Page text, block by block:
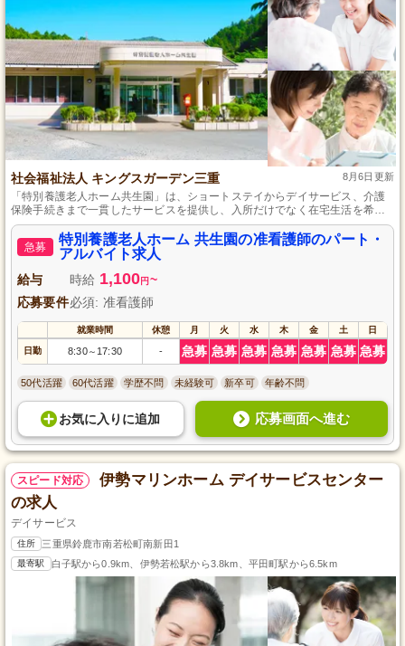
社会福祉法人 キングスガーデン三重 8月6日更新
「特別養護老人ホーム共生園」は、ショートステイからデイサービス、介護
保険手続きまで一貫したサービスを提供し、入所だけでなく在宅生活を希望
する方の願いも叶えています。
急募
特別養護老人ホーム 共生園の准看護師のパート・
アルバイト求人
給与 時給 1,100円 ~
応募要件必須: 准看護師
就業時間 休憩 月 火 水 木 金 土 日
日勤 8:30～ 17:30 - 急募 急募 急募 急募 急募 急募 急募
50代活躍 60代活躍 学歴不問 未経験可 新卒可 年齢不問
お気に入り に追加 応募画面へ進む
スピード対応
伊勢マリンホーム デイサービスセンター
の求人
デイサービス
住所 三重県鈴鹿市南若松町南新田1
最寄駅 白子駅から0.9km、伊勢若松駅から3.8km、平田町駅から6.5km